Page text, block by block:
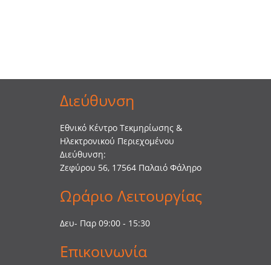
Διεύθυνση
Εθνικό Κέντρο Τεκμηρίωσης &
Ηλεκτρονικού Περιεχομένου
Διεύθυνση:
Ζεφύρου 56, 17564 Παλαιό Φάληρο
Ωράριο Λειτουργίας
Δευ- Παρ 09:00 - 15:30
Επικοινωνία